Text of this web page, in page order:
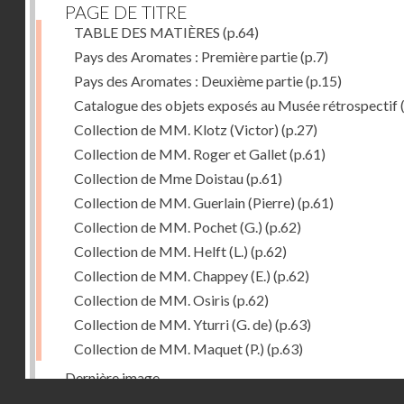
PAGE DE TITRE
TABLE DES MATIÈRES (p.64)
Pays des Aromates : Première partie(p.7)
Pays des Aromates : Deuxième partie(p.15)
Catalogue des objets exposés au Musée rétrospectif
Collection de MM. Klotz (Victor) (p.27)
Collection de MM. Roger et Gallet(p.61)
Collection de Mme Doistau(p.61)
Collection de MM. Guerlain (Pierre) (p.61)
Collection de MM. Pochet (G.) (p.62)
Collection de MM. Helft (L.) (p.62)
Collection de MM. Chappey (E.) (p.62)
Collection de MM. Osiris (p.62)
Collection de MM. Yturri (G. de) (p.63)
Collection de MM. Maquet (P.) (p.63)
Dernière image